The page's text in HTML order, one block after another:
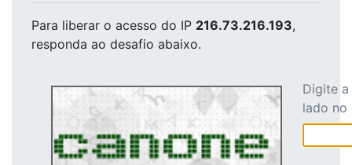
Para liberar o acesso do IP 216.73.216.193,
responda ao desafio abaixo.
Digite
lado no